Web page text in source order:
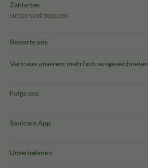
Zahlarten
sicher und bequem
Bewerte uns
Vertraue unserem mehrfach
Folge uns
Sanicare App
Unternehmen